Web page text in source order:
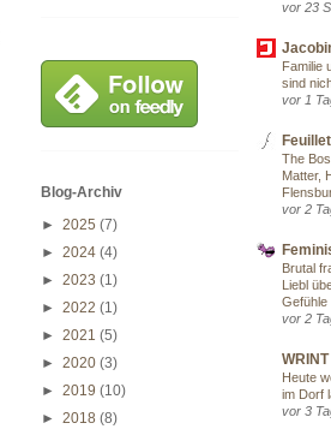
Blog-Archiv
► 2025 (7)
► 2024 (4)
► 2023 (1)
► 2022 (1)
► 2021 (5)
► 2020 (3)
► 2019 (10)
► 2018 (8)
vor 23
Familie
sind
vor 1
The
Matter,
vor 2
Brutal
Liebl
Gefühle
vor 2
WRINT
Heute
im Dorf
vor 3